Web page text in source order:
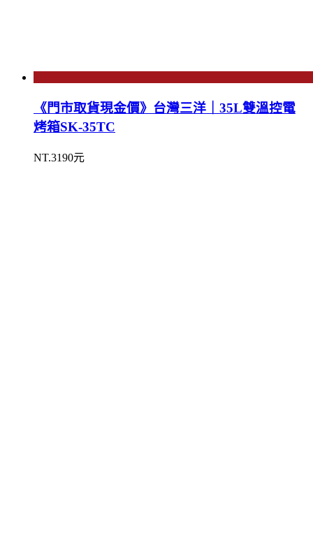
《門市取貨現金價》台灣三洋｜35L雙溫控電
烤箱SK-35TC
NT.3190元